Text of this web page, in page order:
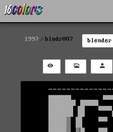
1997 blndr007 blender